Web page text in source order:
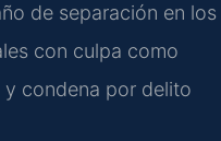
de separación en los
con culpa como
condena por delito